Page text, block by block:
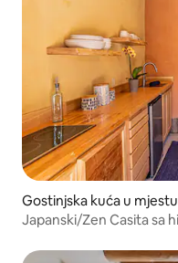
Gostinjska kuća u
Japanski/Zen Casita sa